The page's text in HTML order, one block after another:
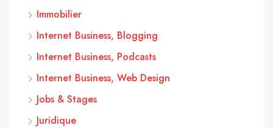
Immobilier
Internet Business, Blogging
Internet Business, Podcasts
Internet Business, Web Design
Jobs & Stages
Juridique